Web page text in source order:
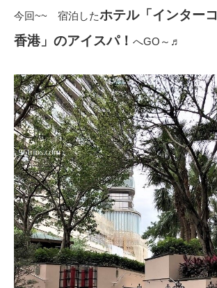
今回~~ 宿泊したホテル「インター
香港」のアイスパ！ へGO～♬